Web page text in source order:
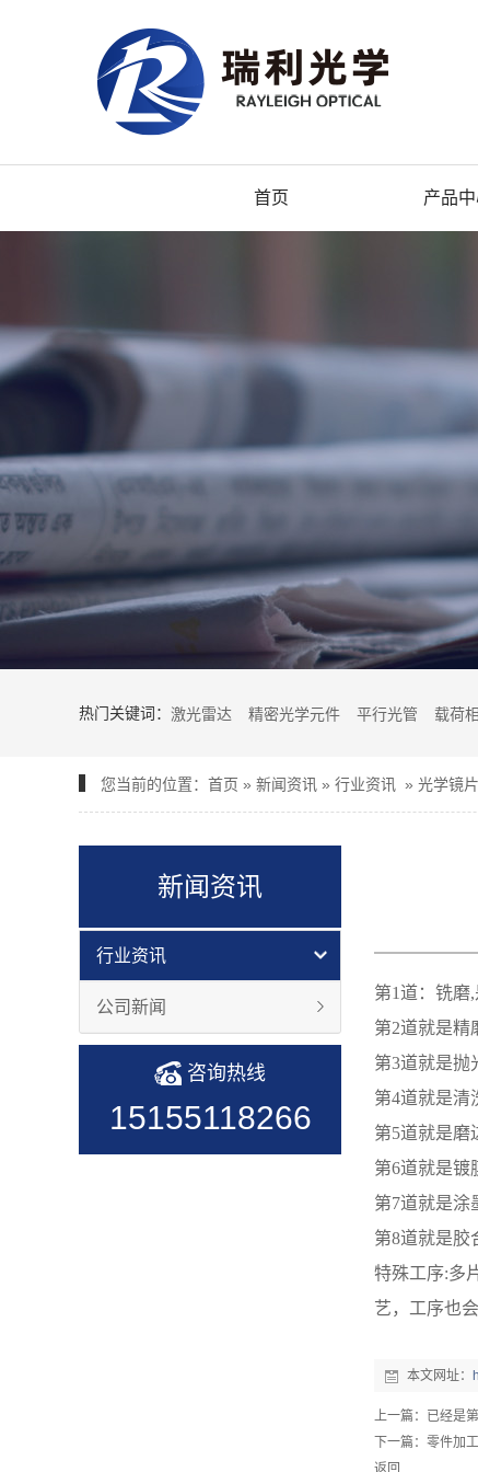
首页 产品
热门关键词： 激光雷达 精密光学元件 平行光管 载荷
您当前的位置： 首页 » 新闻资讯 » 行业资讯 » 光学镜
新闻资讯
行业资讯
公司新闻
咨询热线
15155118266
第1道：铣磨
第2道就是精
第3道就是抛
第4道就是清
第5道就是磨
第6道就是镀
第7道就是涂
第8道就是胶
特殊工序:多
艺，工序也
本文网址：
上一篇：已经是
下一篇： 零件加
返回